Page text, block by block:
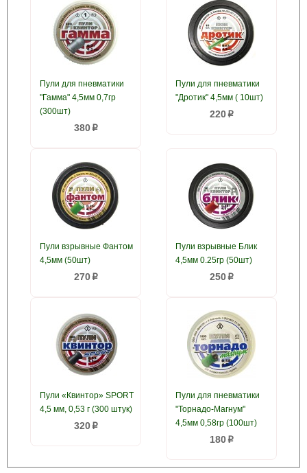
Пули для пневматики
"Гамма" 4,5мм 0,7гр
(300шт)
380p
Пули для пневматики
"Дротик" 4,5мм ( 10шт)
220p
Пули взрывные Фантом
4,5мм (50шт)
270p
Пули взрывные Блик
4,5мм 0.25гр (50шт)
250p
Пули «Квинтор» SPORT
4,5 мм, 0,53 г (300 штук)
320p
Пули для пневматики
"Торнадо-Магнум"
4,5мм 0,58гр (100шт)
180p